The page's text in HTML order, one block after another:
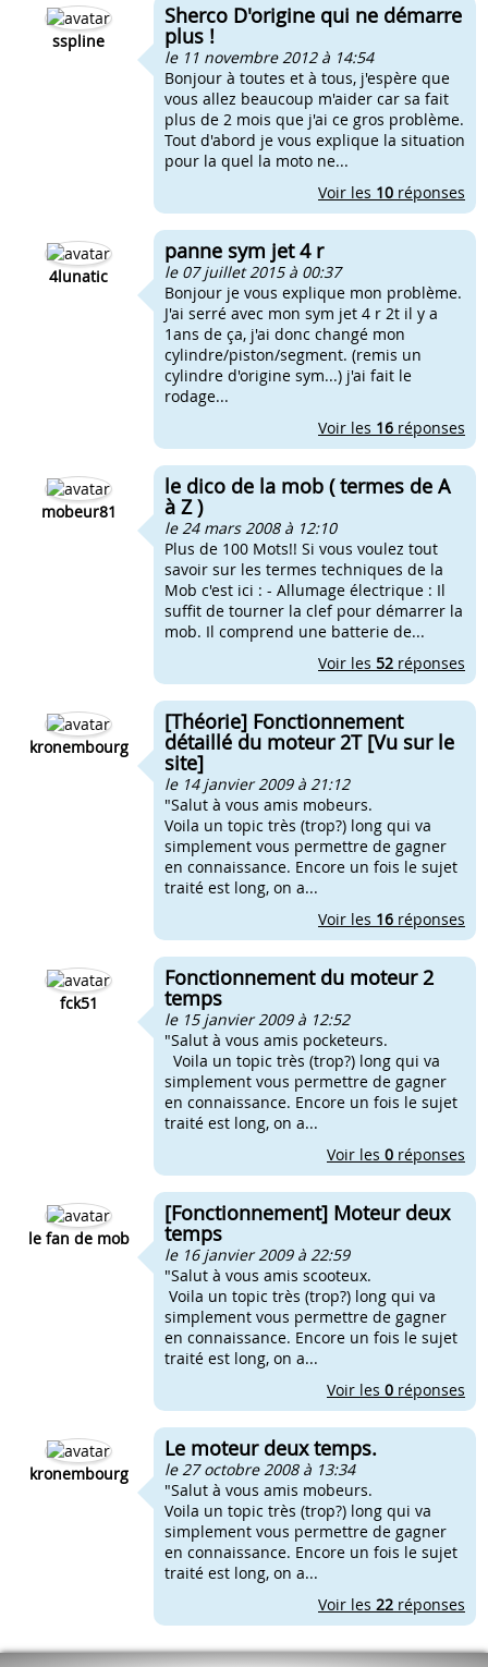
sspline
Sherco D'origine qui ne démarre
plus !
le 11 novembre 2012 à 14:54
Bonjour à toutes et à tous, j'espère que
vous allez beaucoup m'aider car sa fait
plus de 2 mois que j'ai ce gros problème.
Tout d'abord je vous explique la situation
pour la quel la moto ne...
Voir les 10 réponses
4lunatic
panne sym jet 4 r
le 07 juillet 2015 à 00:37
Bonjour je vous explique mon problème.
J'ai serré avec mon sym jet 4 r 2t il y a
1ans de ça, j'ai donc changé mon
cylindre/piston/segment. (remis un
cylindre d'origine sym...) j'ai fait le
rodage...
Voir les 16 réponses
mobeur81
le dico de la mob ( termes de A
à Z )
le 24 mars 2008 à 12:10
Plus de 100 Mots!! Si vous voulez tout
savoir sur les termes techniques de la
Mob c'est ici : - Allumage électrique : Il
suffit de tourner la clef pour démarrer la
mob. Il comprend une batterie de...
Voir les 52 réponses
kronembourg
[Théorie] Fonctionnement
détaillé du moteur 2T [Vu sur le
site]
le 14 janvier 2009 à 21:12
"Salut à vous amis mobeurs.
Voila un topic très (trop?) long qui va
simplement vous permettre de gagner
en connaissance. Encore un fois le sujet
traité est long, on a...
Voir les 16 réponses
fck51
Fonctionnement du moteur 2
temps
le 15 janvier 2009 à 12:52
"Salut à vous amis pocketeurs.
Voila un topic très (trop?) long qui va
simplement vous permettre de gagner
en connaissance. Encore un fois le sujet
traité est long, on a...
Voir les 0 réponses
le fan de mob
[Fonctionnement] Moteur deux
temps
le 16 janvier 2009 à 22:59
"Salut à vous amis scooteux.
Voila un topic très (trop?) long qui va
simplement vous permettre de gagner
en connaissance. Encore un fois le sujet
traité est long, on a...
Voir les 0 réponses
kronembourg
Le moteur deux temps.
le 27 octobre 2008 à 13:34
"Salut à vous amis mobeurs.
Voila un topic très (trop?) long qui va
simplement vous permettre de gagner
en connaissance. Encore un fois le sujet
traité est long, on a...
Voir les 22 réponses